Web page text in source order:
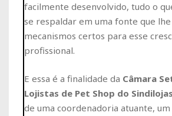
facilmente desenvolvido, tudo o
se respaldar em uma fonte que
mecanismos certos para esse
profissional.
E essa é a finalidade da Câmara
Lojistas de Pet Shop do
de uma coordenadoria atuante, um